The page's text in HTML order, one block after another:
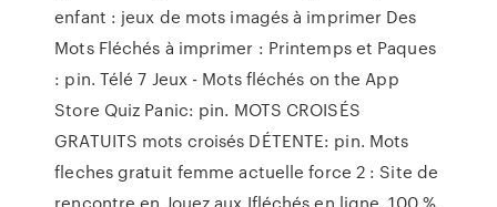
enfant : jeux de mots imagés à imprimer Des
Mots Fléchés à imprimer : Printemps et Paques
: pin. Télé 7 Jeux - Mots fléchés on the App
Store Quiz Panic: pin. MOTS CROISÉS
GRATUITS mots croisés DÉTENTE: pin. Mots
fleches gratuit femme actuelle force 2 : Site de
rencontre en Jouez aux Ifléchés en ligne, 100 %